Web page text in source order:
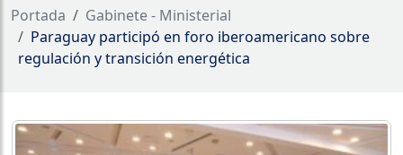
Portada
Gabinete - Ministerial
Paraguay participó en foro iberoamericano sobre
regulación y transición energética